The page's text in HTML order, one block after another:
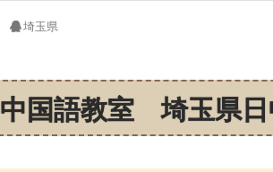
埼玉県
中国語教室 埼玉県日